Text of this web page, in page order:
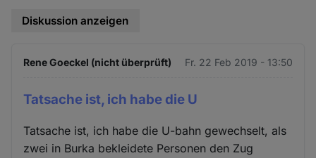
Diskussion anzeigen
Rene Goeckel (nicht überprüft) Fr. 22 Feb 2019 - 13:50
Tatsache ist, ich habe die U
Tatsache ist, ich habe die U-bahn gewechselt, als
zwei in Burka bekleidete Personen den Zug